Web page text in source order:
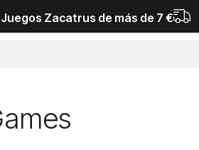
Zacatrus de más de 7 €